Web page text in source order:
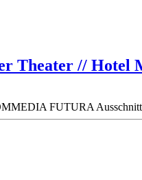
Theater // Hotel
FUTURA